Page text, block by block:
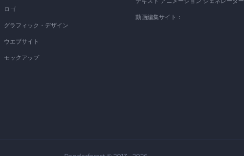
ロゴ
グラフィック・デザイン
ウエブサイト
モックアップ
動画編集サイト：